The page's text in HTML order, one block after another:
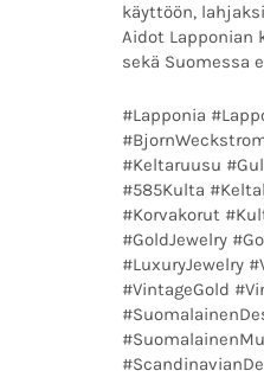
käyttöön,
Aidot
sekä Suomessa
#Lapponia
#Keltaruusu
#585Kulta
#Korvakorut
#GoldJewelry
#LuxuryJewelry
#VintageGold